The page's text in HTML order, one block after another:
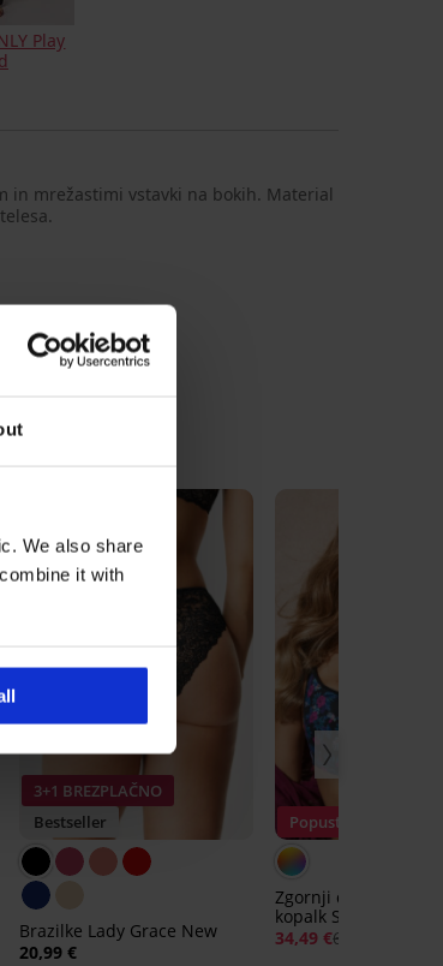
We also share
it with
Play
in mrežastimi vstavki na bokih. Material
3+1 BREZPLAČNO
Bestseller
Brazilke Lady Grace New
20,99 €
Popust -50%
Zgornji del hitro
kopalk Spacer
34,49 €68,99 €